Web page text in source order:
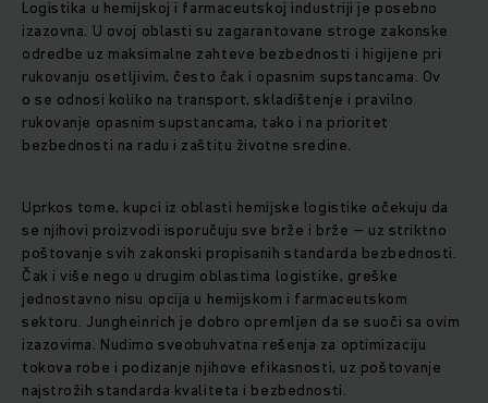
Logistika u hemijskoj i farmaceutskoj industriji je posebno
izazovna. U ovoj oblasti su zagarantovane stroge zakonske
odredbe uz maksimalne zahteve bezbednosti i higijene pri
rukovanju osetljivim, često čak i opasnim supstancama. Ov
o se odnosi koliko na transport, skladištenje i pravilno
rukovanje opasnim supstancama, tako i na prioritet
bezbednosti na radu i zaštitu životne sredine.
Uprkos tome, kupci iz oblasti hemijske logistike očekuju da
se njihovi proizvodi isporučuju sve brže i brže – uz striktno
poštovanje svih zakonski propisanih standarda bezbednosti.
Čak i više nego u drugim oblastima logistike, greške
jednostavno nisu opcija u hemijskom i farmaceutskom
sektoru. Jungheinrich je dobro opremljen da se suoči sa ovim
izazovima. Nudimo sveobuhvatna rešenja za optimizaciju
tokova robe i podizanje njihove efikasnosti, uz poštovanje
najstrožih standarda kvaliteta i bezbednosti.